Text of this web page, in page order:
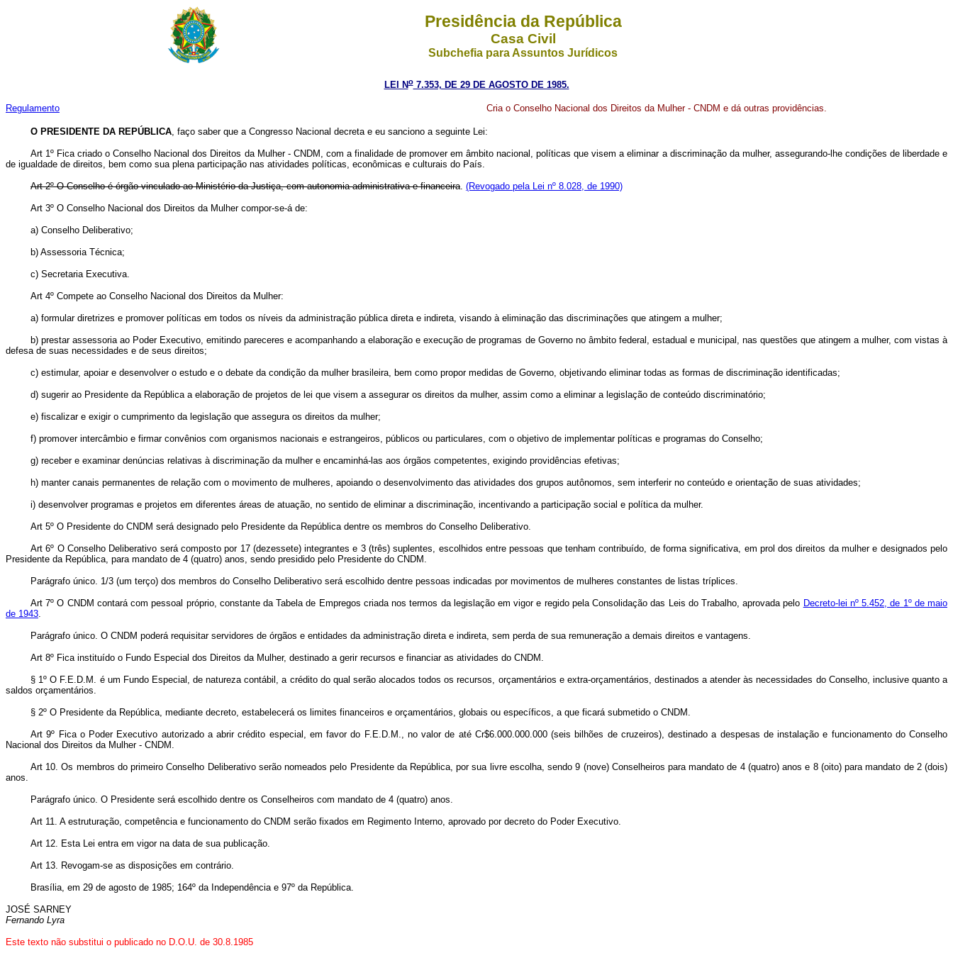
Presidência da República
Casa Civil
Subchefia para Assuntos Jurídicos
LEI No7.353, DE 29 DE AGOSTO DE 1985.
Regulamento Cria o Conselho Nacional dos Direitos da Mulher - CNDM e dá outras providências.
O PRESIDENTE DA REPÚBLICA, faço saber que a Congresso Nacional decreta e eu sanciono a seguinte Lei:
Art 1º Fica criado o Conselho Nacional dos Direitos da Mulher - CNDM, com a finalidade de promover em âmbito nacional, políticas que visem a eliminar a discriminação da mulher, assegurando-lhe condições de liberdade e
de igualdade de direitos, bem como sua plena participação nas atividades políticas, econômicas e culturais do País.
Art 2º O Conselho é órgão vinculado ao Ministério da Justiça, com autonomia administrativa e financeira. (Revogado pela Lei nº 8.028, de 1990)
Art 3º O Conselho Nacional dos Direitos da Mulher compor-se-á de:
a) Conselho Deliberativo;
b) Assessoria Técnica;
c) Secretaria Executiva.
Art 4º Compete ao Conselho Nacional dos Direitos da Mulher:
a) formular diretrizes e promover políticas em todos os níveis da administração pública direta e indireta, visando à eliminação das discriminações que atingem a mulher;
b) prestar assessoria ao Poder Executivo, emitindo pareceres e acompanhando a elaboração e execução de programas de Governo no âmbito federal, estadual e municipal, nas questões que atingem a mulher, com vistas à
defesa de suas necessidades e de seus direitos;
c) estimular, apoiar e desenvolver o estudo e o debate da condição da mulher brasileira, bem como propor medidas de Governo, objetivando eliminar todas as formas de discriminação identificadas;
d) sugerir ao Presidente da República a elaboração de projetos de lei que visem a assegurar os direitos da mulher, assim como a eliminar a legislação de conteúdo discriminatório;
e) fiscalizar e exigir o cumprimento da legislação que assegura os direitos da mulher;
f) promover intercâmbio e firmar convênios com organismos nacionais e estrangeiros, públicos ou particulares, com o objetivo de implementar políticas e programas do Conselho;
g) receber e examinar denúncias relativas à discriminação da mulher e encaminhá-las aos órgãos competentes, exigindo providências efetivas;
h) manter canais permanentes de relação com o movimento de mulheres, apoiando o desenvolvimento das atividades dos grupos autônomos, sem interferir no conteúdo e orientação de suas atividades;
i) desenvolver programas e projetos em diferentes áreas de atuação, no sentido de eliminar a discriminação, incentivando a participação social e política da mulher.
Art 5º O Presidente do CNDM será designado pelo Presidente da República dentre os membros do Conselho Deliberativo.
Art 6º O Conselho Deliberativo será composto por 17 (dezessete) integrantes e 3 (três) suplentes, escolhidos entre pessoas que tenham contribuído, de forma significativa, em prol dos direitos da mulher e designados pelo
Presidente da República, para mandato de 4 (quatro) anos, sendo presidido pelo Presidente do CNDM.
Parágrafo único. 1/3 (um terço) dos membros do Conselho Deliberativo será escolhido dentre pessoas indicadas por movimentos de mulheres constantes de listas tríplices.
Art 7º O CNDM contará com pessoal próprio, constante da Tabela de Empregos criada nos termos da legislação em vigor e regido pela Consolidação das Leis do Trabalho, aprovada pelo Decreto-lei nº 5.452, de 1º de maio
de 1943.
Parágrafo único. O CNDM poderá requisitar servidores de órgãos e entidades da administração direta e indireta, sem perda de sua remuneração a demais direitos e vantagens.
Art 8º Fica instituído o Fundo Especial dos Direitos da Mulher, destinado a gerir recursos e financiar as atividades do CNDM.
§ 1º O F.E.D.M. é um Fundo Especial, de natureza contábil, a crédito do qual serão alocados todos os recursos, orçamentários e extra-orçamentários, destinados a atender às necessidades do Conselho, inclusive quanto a
saldos orçamentários.
§ 2º O Presidente da República, mediante decreto, estabelecerá os limites financeiros e orçamentários, globais ou específicos, a que ficará submetido o CNDM.
Art 9º Fica o Poder Executivo autorizado a abrir crédito especial, em favor do F.E.D.M., no valor de até Cr$6.000.000.000 (seis bilhões de cruzeiros), destinado a despesas de instalação e funcionamento do Conselho
Nacional dos Direitos da Mulher - CNDM.
Art 10. Os membros do primeiro Conselho Deliberativo serão nomeados pelo Presidente da República, por sua livre escolha, sendo 9 (nove) Conselheiros para mandato de 4 (quatro) anos e 8 (oito) para mandato de 2 (dois)
anos.
Parágrafo único. O Presidente será escolhido dentre os Conselheiros com mandato de 4 (quatro) anos.
Art 11. A estruturação, competência e funcionamento do CNDM serão fixados em Regimento Interno, aprovado por decreto do Poder Executivo.
Art 12. Esta Lei entra em vigor na data de sua publicação.
Art 13. Revogam-se as disposições em contrário.
Brasília, em 29 de agosto de 1985; 164º da Independência e 97º da República.
JOSÉ SARNEY
Fernando Lyra
Este texto não substitui o publicado no D.O.U. de 30.8.1985